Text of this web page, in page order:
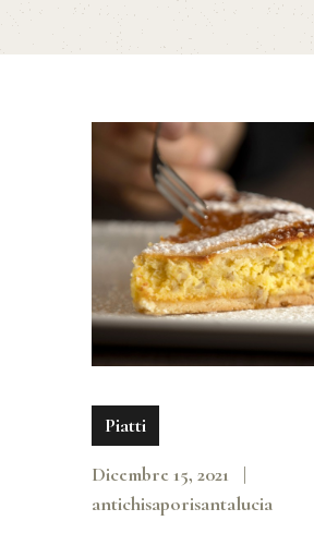
Piatti
Dicembre 15, 2021
antichisaporisantalucia